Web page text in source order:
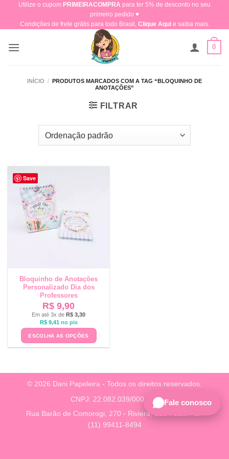
content
Utilize o cupom PRIMEIRACOMPRA para ter 5% de desconto no seu
primeiro pedido ♥​
Condições de frete grátis para todo Brasil, Clique Aquie saiba mais.
0
INÍCIO / PRODUTOS MARCADOS COM A TAG “BLOQUINHO DE
ANOTAÇÕES”
FILTRAR
Save
Bloquinho de Anotações
Personalizado Dia dos
Professores
R$ 9,90
Em até 3x de R$ 3,30
R$9,41 no pix
ESCOLHA AS OPÇÕES
© 2026 Dani Papeleira - Todos os direitos reservados.
CNPJ: 22.082.039/0001-38
Rua Barão de Comorogi, 270 - Riviera, São Paulo - SP
(11) 99411-8494
Fale conosco